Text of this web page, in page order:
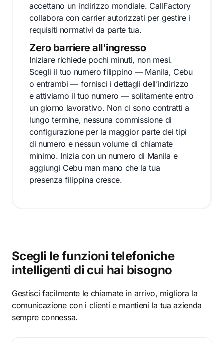
accettano un indirizzo mondiale. CallFactory
collabora con carrier autorizzati per gestire i
requisiti normativi da parte tua.
Zero barriere all'ingresso
Iniziare richiede pochi minuti, non mesi.
Scegli il tuo numero filippino — Manila, Cebu
o entrambi — fornisci i dettagli dell’indirizzo
e attiviamo il tuo numero — solitamente entro
un giorno lavorativo. Non ci sono contratti a
lungo termine, nessuna commissione di
configurazione per la maggior parte dei tipi
di numero e nessun volume di chiamate
minimo. Inizia con un numero di Manila e
aggiungi Cebu man mano che la tua
presenza filippina cresce.
Scegli le funzioni telefoniche
intelligenti di cui hai bisogno
Gestisci facilmente le chiamate in arrivo, migliora la
comunicazione con i clienti e mantieni la tua azienda
sempre connessa.